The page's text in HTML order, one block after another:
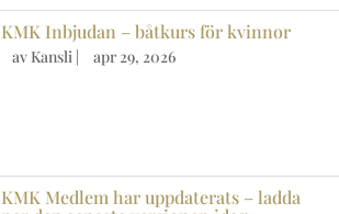
KMK Inbjudan – båtkurs för kvinnor
av Kansli | apr 29, 2026
KMK Medlem har uppdaterats – ladda